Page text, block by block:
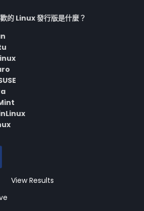
的 Linux 發行版是什麼？
View Results